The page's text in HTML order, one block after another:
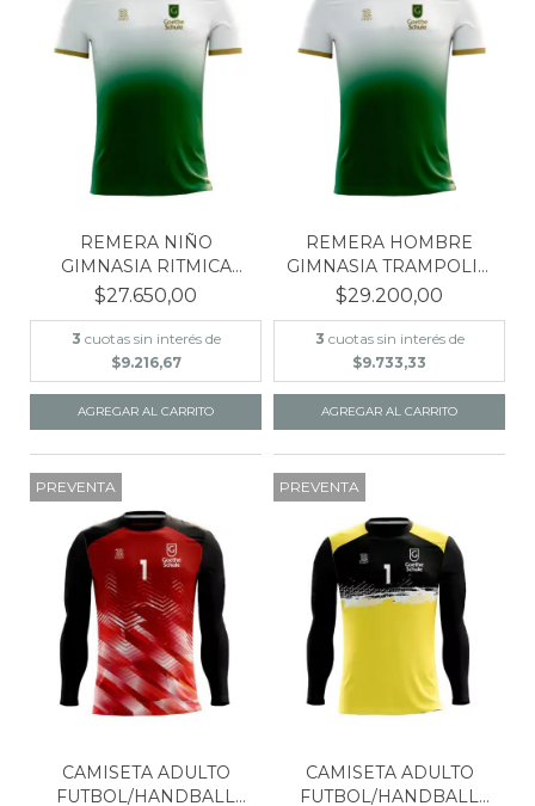
REMERA NIÑO
GIMNASIA RITMICA
GOETHE SCHU...
$27.650,00
3 cuotas sin interés de
$9.216,67
AGREGAR AL CARRITO
REMERA HOMBRE
GIMNASIA TRAMPOLIN
GOETHE...
$29.200,00
3 cuotas sin interés de
$9.733,33
AGREGAR AL CARRITO
PREVENTA
CAMISETA ADULTO
FUTBOL/HANDBALL
PREVENTA
CAMISETA ADULTO
FUTBOL/HANDBALL